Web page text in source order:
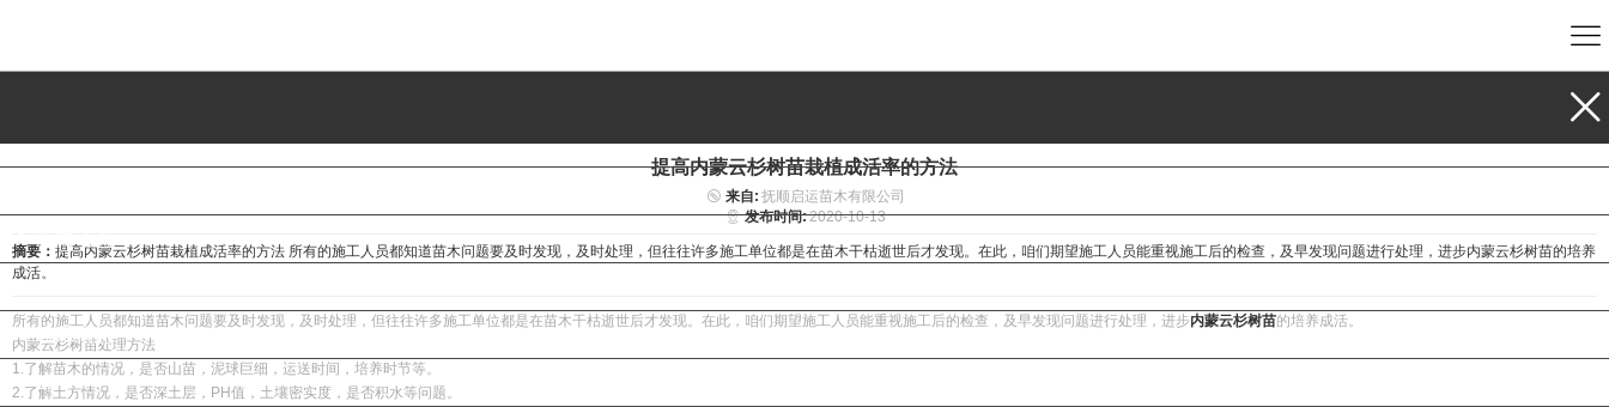
公司介绍
联系我们
LBS
提高内蒙云杉树苗栽植成活率的方法
来自: 抚顺启运苗木有限公司
发布时间:2020-10-13
摘要： 提高内蒙云杉树苗栽植成活率的方法 所有的施工人员都知道苗木问题要及时发现，及时处理，但往往许多施工单位都是在苗木干枯逝世后才发现。在此，咱们期望施工人员能重视施工后的检查，及早发现问题进行处理，进步内蒙云杉树苗​的培养
成活。
所有的施工人员都知道苗木问题要及时发现，及时处理，但往往许多施工单位都是在苗木干枯逝世后才发现。在此，咱们期望施工人员能重视施工后的检查，及早发现问题进行处理，进步内蒙云杉树苗的培养成活。
内蒙云杉树苗处理方法
1.了解苗木的情况，是否山苗，泥球巨细，运送时间，培养时节等。
2.了解土方情况，是否深土层，PH值，土壤密实度，是否积水等问题。